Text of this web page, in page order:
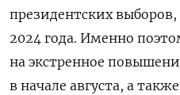
президентских
2024 года. Именно
на экстренное
в начале августа, а